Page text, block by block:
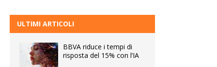
ULTIMI ARTICOLI
BBVA riduce i tempi di
risposta del 15% con l’IA